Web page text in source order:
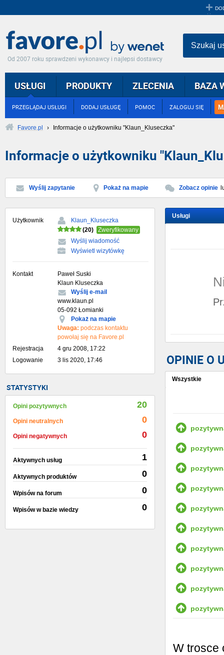
Od 2007 roku sprawdzeni wykonawcy i najlepsi dostawcy
USŁUGI
PRZEGLĄDAJ USŁUGI DODAJ USŁUGĘ POMOC ZALOGUJ SIĘ
PRODUKTY ZLECENIA BAZA
Szukaj
Favore.pl › Informacje o użytkowniku "Klaun_Kluseczka"
Informacje o użytkowniku
Wyślij zapytanie Pokaż na mapie Zobacz opinie
Użytkownik
Klaun_Kluseczka
(20)
Zweryfikowany
Wyślij wiadomość
Wyświetl wizytówkę
Kontakt
Paweł Suski
Klaun Kluseczka
Wyślij e-mail
www.klaun.pl
05-092 Łomianki
Pokaż na mapie
Uwaga: podczas kontaktu
powołaj się na Favore.pl
Rejestracja
4 gru 2008, 17:22
Logowanie
3 lis 2020, 17:46
STATYSTYKI
Opini pozytywnych 20
Opini neutralnych 0
Opini negatywnych 0
Aktywnych usług 1
Aktywnych produktów 0
Wpisów na forum 0
Wpisów w bazie wiedzy 0
Usługi
OPINIE O
Wszystkie
W trosce